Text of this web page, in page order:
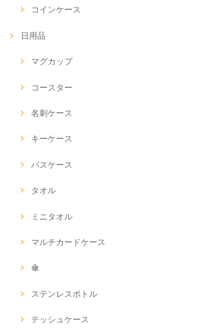
コインケース
日用品
マグカップ
コースター
名刺ケース
キーケース
パスケース
タオル
ミニタオル
マルチカードケース
傘
ステンレスボトル
テッシュケース